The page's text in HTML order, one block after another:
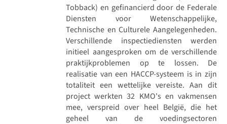
Tobback) en gefinancierd door de Federale
Diensten voor Wetenschappelijke,
Technische en Culturele Aangelegenheden.
Verschillende inspectiediensten werden
initieel aangesproken om de verschillende
praktijkproblemen op te lossen. De
realisatie van een HACCP-systeem is in zijn
totaliteit een wettelijke vereiste. Aan dit
project werkten 32 KMO's en vakmensen
mee, verspreid over heel België, die het
geheel van de voedingsectoren